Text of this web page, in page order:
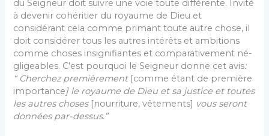
du Seigneur doit suivre une voie toute différente. Invité
à devenir cohéritier du royaume de Dieu et
considérant cela comme primant toute autre chose, il
doit considérer tous les autres intérêts et ambitions
comme choses insignifiantes et comparativement né­
gligeables. C’est pourquoi le Seigneur donne cet avis:
“ Cherchez premièrement[comme étant de première
importance] le royaume de Dieu et sa justice et toutes
les autres choses[nourriture, vêtements] vous seront
données par-dessus.”